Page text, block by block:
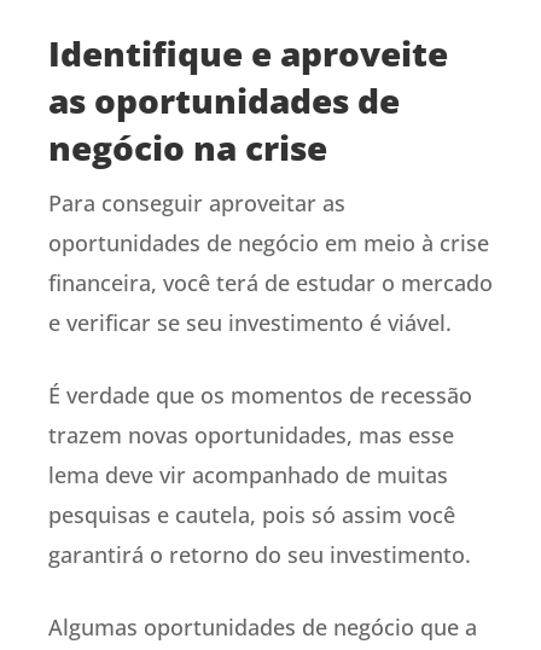
Identifique e aproveite
as oportunidades de
negócio na crise
Para conseguir aproveitar as
oportunidades de negócio em meio à crise
financeira, você terá de estudar o mercado
e verificar se seu investimento é viável.
É verdade que os momentos de recessão
trazem novas oportunidades, mas esse
lema deve vir acompanhado de muitas
pesquisas e cautela, pois só assim você
garantirá o retorno do seu investimento.
Algumas oportunidades de negócio que a